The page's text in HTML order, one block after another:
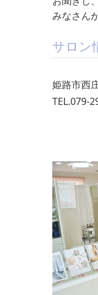
みなさん
サロン
姫路市西
TEL.079-